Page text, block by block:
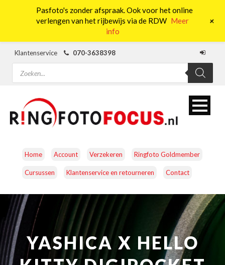
Klantenservice
070-3638398
Producten
zoeken
Home Account Verzekeren Ringfoto Goldmember
Cursussen Klantenservice en retourneren Contact
CAMERA’S OBJECTIEVEN ACCESSOIRES
NATUUROBSERVATIE MEDIA EN ENERGIE
STUDIOFOTOGRAFIE OCCASIONS
YASHICA X HELLO
Pasfoto's zonder afspraak. Ook voor het online
verlengen van het rijbewijs via de RDW Meer
info
+